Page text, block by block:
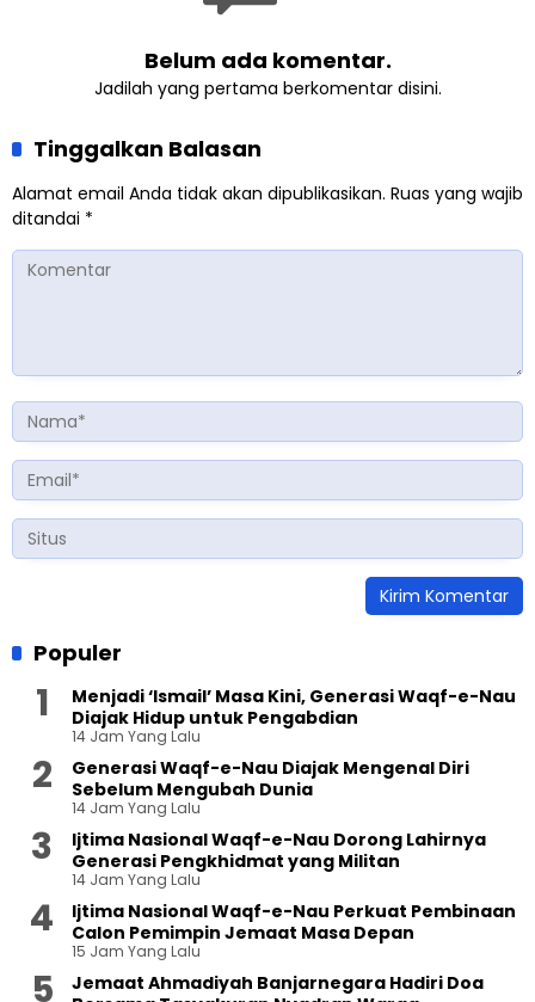
Belum ada komentar.
Jadilah yang pertama berkomentar disini.
Tinggalkan Balasan
Alamat email Anda tidak akan dipublikasikan. Ruas yang wajib
ditandai *
Populer
Menjadi ‘Ismail’ Masa Kini, Generasi Waqf-e-Nau
Diajak Hidup untuk Pengabdian
14 Jam Yang Lalu
Generasi Waqf-e-Nau Diajak Mengenal Diri
Sebelum Mengubah Dunia
14 Jam Yang Lalu
Ijtima Nasional Waqf-e-Nau Dorong Lahirnya
Generasi Pengkhidmat yang Militan
14 Jam Yang Lalu
Ijtima Nasional Waqf-e-Nau Perkuat Pembinaan
Calon Pemimpin Jemaat Masa Depan
15 Jam Yang Lalu
Jemaat Ahmadiyah Banjarnegara Hadiri Doa